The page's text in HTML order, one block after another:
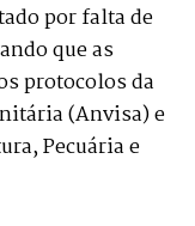
por falta de
que as
protocolos da
(Anvisa) e
Pecuária e